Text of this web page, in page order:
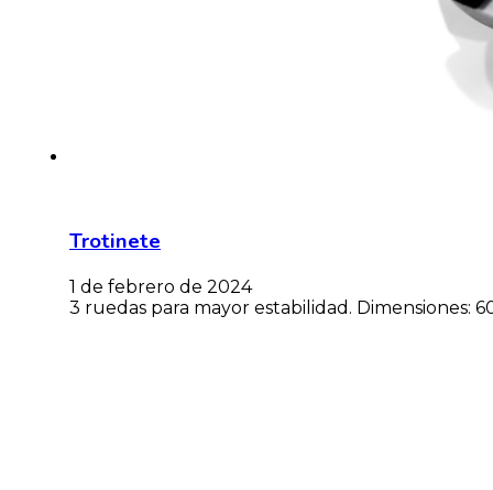
Trotinete
1 de febrero de 2024
3 ruedas para mayor estabilidad. Dimensiones: